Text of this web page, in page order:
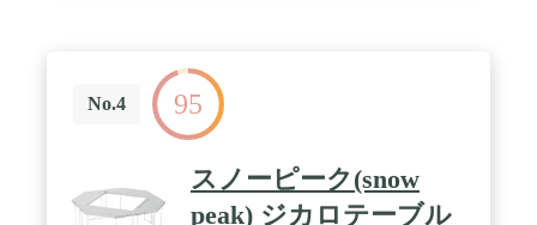
No.4 95
スノーピーク(snow
peak) ジカロテーブル